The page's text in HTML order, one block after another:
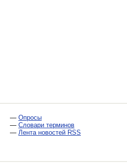
— Опросы
— Словари терминов
— Лента новостей RSS